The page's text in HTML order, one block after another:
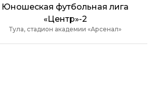
Юношеская футбольная лига
«Центр»-2
Тула, стадион академии «Арсенал»